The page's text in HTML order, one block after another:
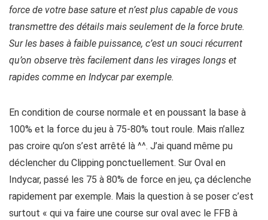
force de votre base sature et n’est plus capable de vous
transmettre des détails mais seulement de la force brute.
Sur les bases à faible puissance, c’est un souci récurrent
qu’on observe très facilement dans les virages longs et
rapides comme en Indycar par exemple.
En condition de course normale et en poussant la base à
100% et la force du jeu à 75-80% tout roule. Mais n’allez
pas croire qu’on s’est arrêté là ^^. J’ai quand même pu
déclencher du Clipping ponctuellement. Sur Oval en
Indycar, passé les 75 à 80% de force en jeu, ça déclenche
rapidement par exemple. Mais la question à se poser c’est
surtout « qui va faire une course sur oval avec le FFB à